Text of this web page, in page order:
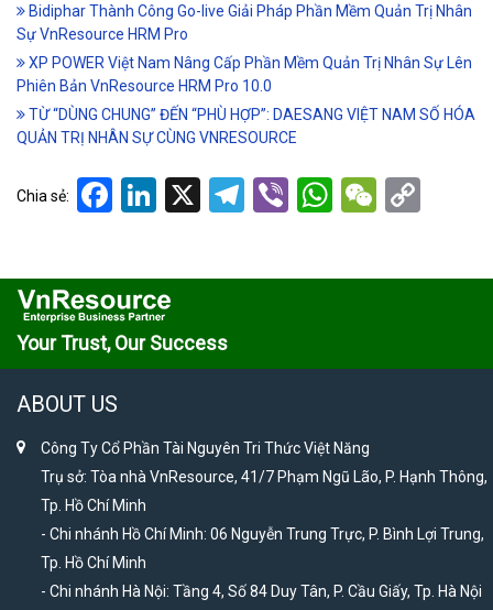
Bidiphar Thành Công Go-live Giải Pháp Phần Mềm Quản Trị Nhân
Sự VnResource HRM Pro
XP POWER Việt Nam Nâng Cấp Phần Mềm Quản Trị Nhân Sự Lên
Phiên Bản VnResource HRM Pro 10.0
TỪ “DÙNG CHUNG” ĐẾN “PHÙ HỢP”: DAESANG VIỆT NAM SỐ HÓA
QUẢN TRỊ NHÂN SỰ CÙNG VNRESOURCE
Chia sẻ: Facebook
LinkedIn
X Telegram
ViberWhatsApp
Your Trust, Our Success
ABOUT US
Công Ty Cổ Phần Tài Nguyên Tri Thức Việt Năng
Trụ sở: Tòa nhà VnResource, 41/7 Phạm Ngũ Lão, P. Hạnh Thông,
Tp. Hồ Chí Minh
- Chi nhánh Hồ Chí Minh: 06 Nguyễn Trung Trực, P. Bình Lợi Trung,
Tp. Hồ Chí Minh
- Chi nhánh Hà Nội: Tầng 4, Số 84 Duy Tân, P. Cầu Giấy, Tp. Hà Nội